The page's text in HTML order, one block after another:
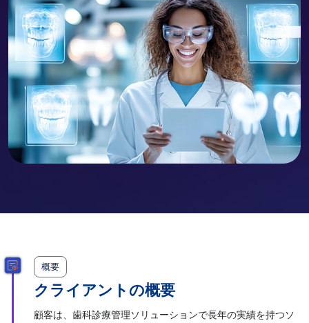
概要
クライアントの概要
顧客は、歯科診療管理ソリューションで長年の実績を持つソ